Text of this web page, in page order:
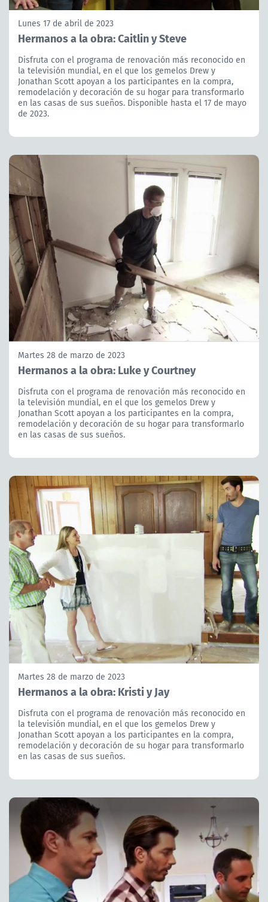
Lunes 17 de abril de 2023
Hermanos a la obra: Caitlin y Steve
Disfruta con el programa de renovación más reconocido en
la televisión mundial, en el que los gemelos Drew y
Jonathan Scott apoyan a los participantes en la compra,
remodelación y decoración de su hogar para transformarlo
en las casas de sus sueños. Disponible hasta el 17 de mayo
de 2023.
Martes 28 de marzo de 2023
Hermanos a la obra: Luke y Courtney
Disfruta con el programa de renovación más reconocido en
la televisión mundial, en el que los gemelos Drew y
Jonathan Scott apoyan a los participantes en la compra,
remodelación y decoración de su hogar para transformarlo
en las casas de sus sueños.
Martes 28 de marzo de 2023
Hermanos a la obra: Kristi y Jay
Disfruta con el programa de renovación más reconocido en
la televisión mundial, en el que los gemelos Drew y
Jonathan Scott apoyan a los participantes en la compra,
remodelación y decoración de su hogar para transformarlo
en las casas de sus sueños.